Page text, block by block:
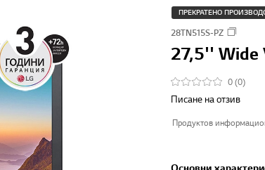
ПРЕКРАТЕНО
28TN515S-PZ
27,5'' Wide
0 (0)
Писане на отзив
Продуктов